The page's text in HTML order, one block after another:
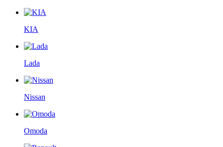
KIA
Lada
Nissan
Omoda